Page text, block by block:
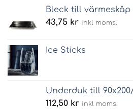
Bleck till värmeskåp
43,75 kr inkl moms.
Ice Sticks
Underduk till
112,50 kr inkl moms.